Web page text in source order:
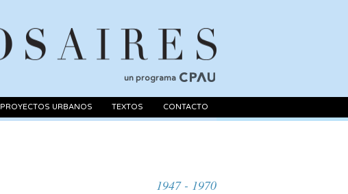
un programa
PROYECTOS URBANOS TEXTOS CONTACTO
1947 - 1970